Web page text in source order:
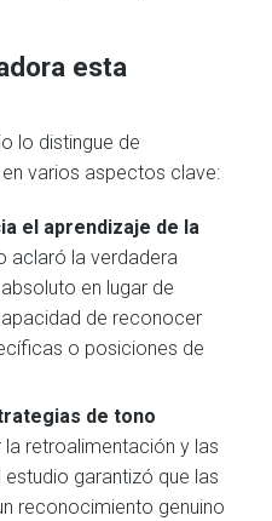
esta
lo distingue de
varios aspectos clave:
el aprendizaje de la
aclaró la verdadera
en lugar de
de reconocer
o posiciones de
de tono
la retroalimentación y las
estudio garantizó que las
reconocimiento genuino